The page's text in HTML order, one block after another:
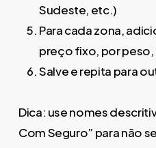
Sudeste, etc.)
Para cada zona,
preço fixo, por
Salve e repita para
Dica: use nomes
Com Seguro” para não